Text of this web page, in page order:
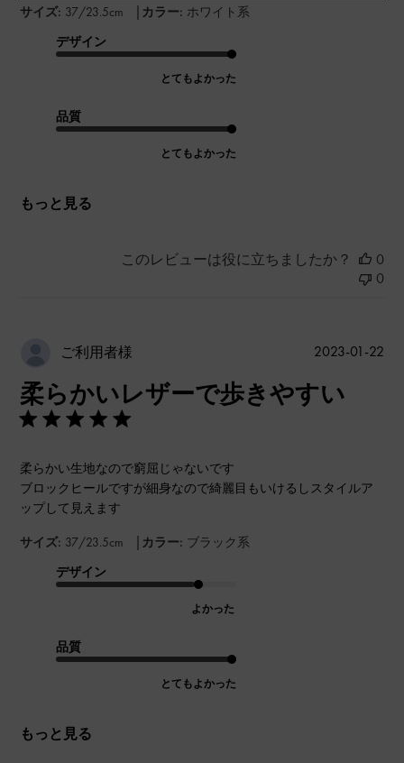
サイズ: 37/23.5cm | カラー: ホワイト系
デザイン
とてもよかった
品質
とてもよかった
もっと見る
このレビューは役に立ちましたか？
0
0
ご利用者様
柔らかいレザーで歩きやすい
柔らかい生地なので窮屈じゃないです
ブロックヒールですが細身なので綺麗目もいけるしスタイルア
ップして見えます
サイズ: 37/23.5cm | カラー: ブラック系
デザイン
よかった
品質
とてもよかった
もっと見る
公
2023-01-22